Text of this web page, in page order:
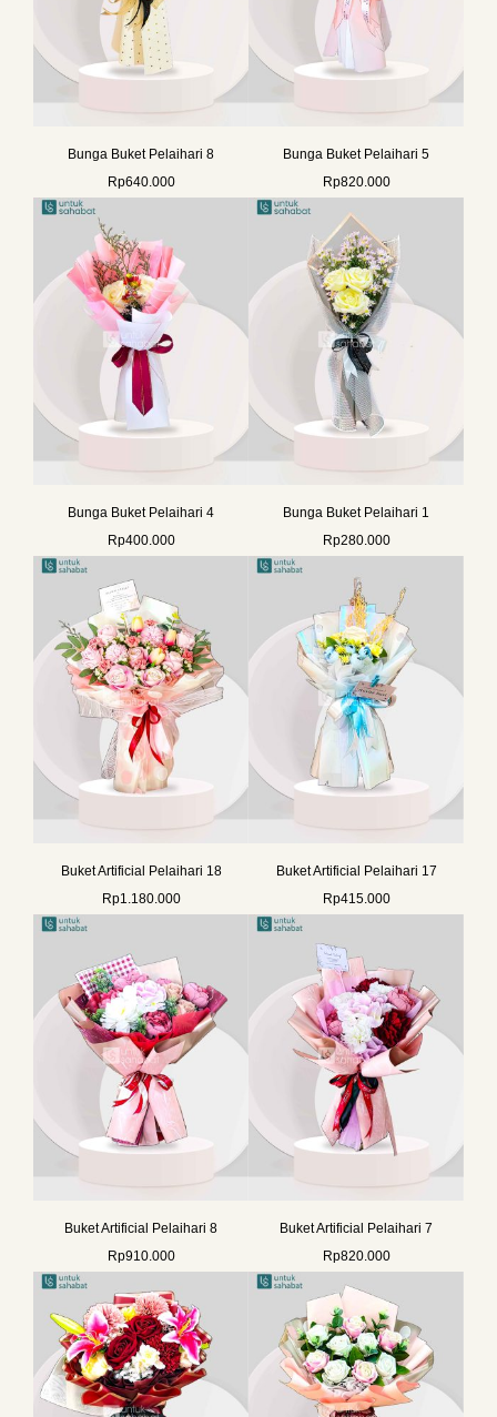
Bunga Buket Pelaihari 8
Rp640.000
Bunga Buket Pelaihari 5
Rp820.000
Bunga Buket Pelaihari 4
Rp400.000
Bunga Buket Pelaihari 1
Rp280.000
Buket Artificial Pelaihari 18
Rp1.180.000
Buket Artificial Pelaihari 17
Rp415.000
Buket Artificial Pelaihari 8
Rp910.000
Buket Artificial Pelaihari 7
Rp820.000